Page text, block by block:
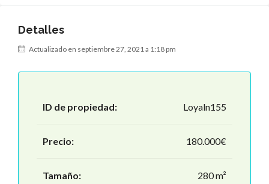
Detalles
Actualizado en septiembre 27, 2021 a 1:18 pm
ID de propiedad: Loyaln155
Precio: 180.000€
Tamaño: 280 m²